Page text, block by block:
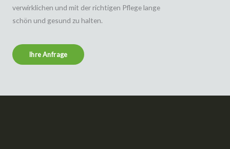
verwirklichen und mit der richtigen Pflege lange
schön und gesund zu halten.
Ihre Anfrage